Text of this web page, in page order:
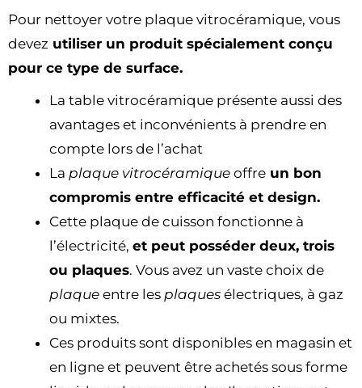
Pour nettoyer votre plaque vitrocéramique, vous
devez utiliser un produit spécialement conçu
pour ce type de surface.
La table vitrocéramique présente aussi des
avantages et inconvénients à prendre en
compte lors de l’achat
La plaque vitrocéramique offre un bon
compromis entre efficacité et design.
Cette plaque de cuisson fonctionne à
l’électricité, et peut posséder deux, trois
ou plaques. Vous avez un vaste choix de
plaque entre les plaques électriques, à gaz
ou mixtes.
Ces produits sont disponibles en magasin et
en ligne et peuvent être achetés sous forme